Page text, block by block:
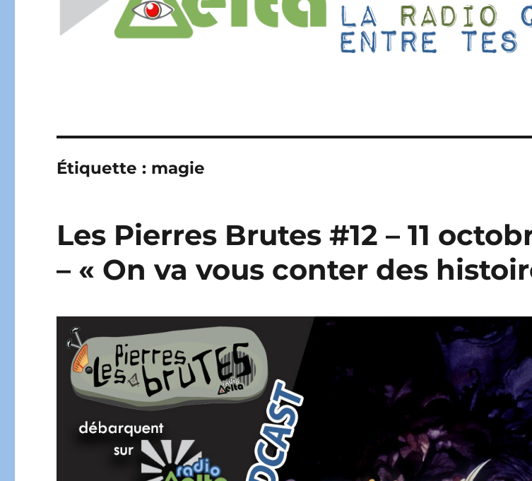
Étiquette : magie
Les Pierres Brutes #12 – 11
– « On va vous conter des